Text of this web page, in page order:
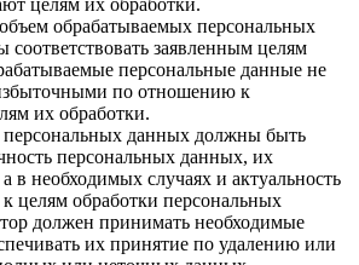
целям их обработки.
обрабатываемых персональных
заявленным целям
персональные данные не
по отношению к
их обработки.
персональных данных должны быть
персональных данных, их
а в необходимых случаях и актуальность
целям обработки персональных
должен принимать необходимые
их принятие по удалению или